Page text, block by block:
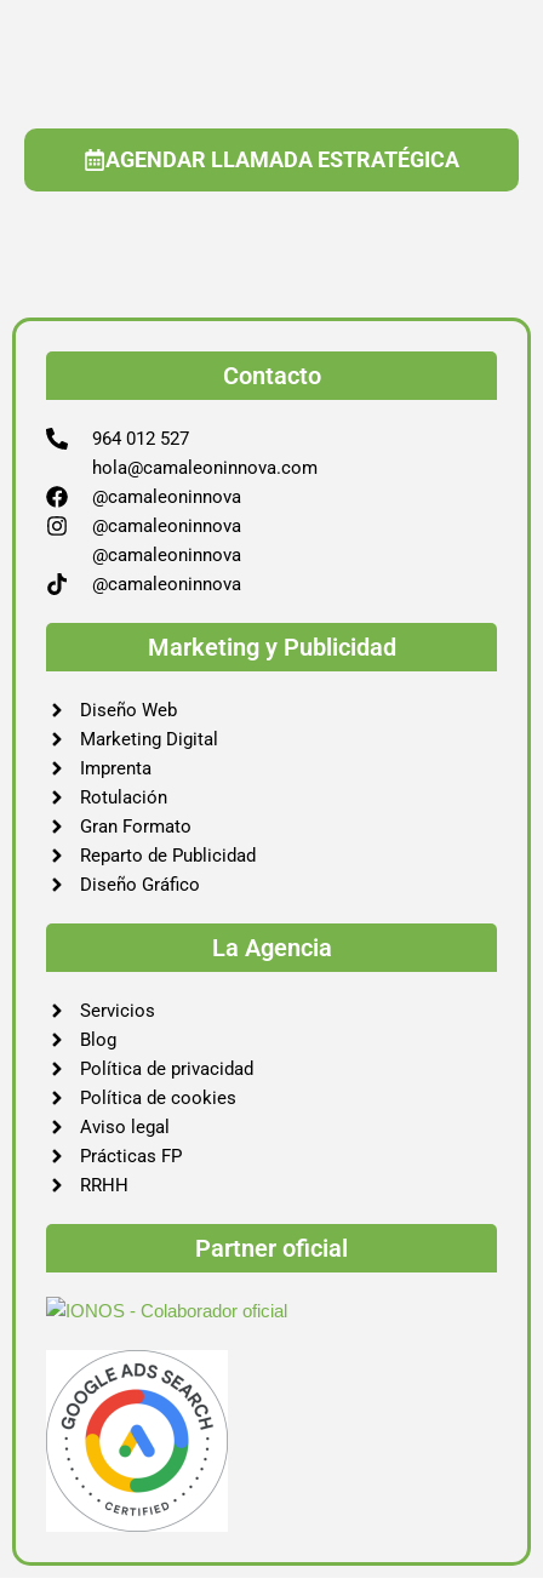
AGENDAR LLAMADA ESTRATÉGICA
Contacto
964 012 527
hola@camaleoninnova.com
@camaleoninnova
@camaleoninnova
@camaleoninnova
@camaleoninnova
Marketing y Publicidad
Diseño Web
Marketing Digital
Imprenta
Rotulación
Gran Formato
Reparto de Publicidad
Diseño Gráfico
La Agencia
Servicios
Blog
Política de privacidad
Política de cookies
Aviso legal
Prácticas FP
RRHH
Partner oficial